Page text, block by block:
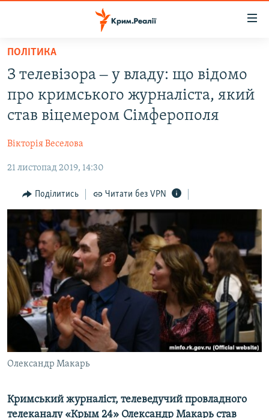
Перейти
основного
матеріалу
Перейти
до
основної
навігації
Перейти
пошуку
ВІДЕО ТА ФОТО
БЛОГИ
ПОГЛЯД
ІНТЕРВ'Ю
ВСЕ ЗА ДЕНЬ
СПЕЦПРОЕКТИ
ДЕПОРТАЦІЯ
ВІДЕОУРОКИ «ELIFBE»
СВІДЧЕННЯ ОКУПАЦІЇ
УКРАЇНСЬКА ПРОБЛЕМА КРИМУ
ІНФОГРАФІКА
ЯК ОБІЙТИ БЛОКУВАННЯ
Русский
Qırımtatar
ДОЛУЧАЙСЯ!
Усі сайти RFE/RL
ПОЛІТИКА
З телевізора ‒ у владу: що відомо
про кримського журналіста, який
став віцемером Сімферополя
Вікторія Веселова
21 листопад 2019, 14:30
Поділитись Читати без VPN
Олександр Макарь
Кримський журналіст, телеведучий провладного
телеканалу «Крым 24» Олександр Макарь став